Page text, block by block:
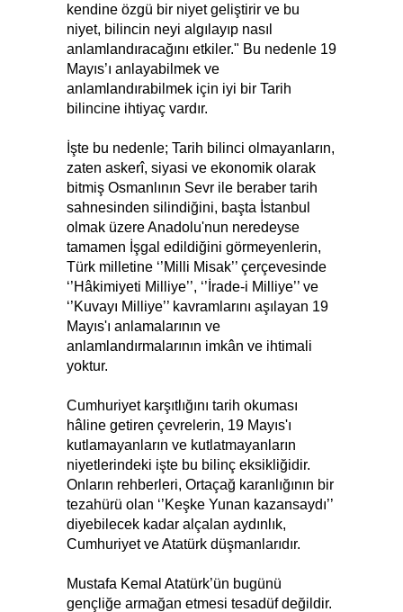
kendine özgü bir niyet geliştirir ve bu
niyet, bilincin neyi algılayıp nasıl
anlamlandıracağını etkiler." Bu nedenle 19
Mayıs’ı anlayabilmek ve
anlamlandırabilmek için iyi bir Tarih
bilincine ihtiyaç vardır.
İşte bu nedenle; Tarih bilinci olmayanların,
zaten askerî, siyasi ve ekonomik olarak
bitmiş Osmanlının Sevr ile beraber tarih
sahnesinden silindiğini, başta İstanbul
olmak üzere Anadolu'nun neredeyse
tamamen İşgal edildiğini görmeyenlerin,
Türk milletine ‘’Milli Misak’’ çerçevesinde
‘’Hâkimiyeti Milliye’’, ‘’İrade-i Milliye’’ ve
‘’Kuvayı Milliye’’ kavramlarını aşılayan 19
Mayıs'ı anlamalarının ve
anlamlandırmalarının imkân ve ihtimali
yoktur.
Cumhuriyet karşıtlığını tarih okuması
hâline getiren çevrelerin, 19 Mayıs'ı
kutlamayanların ve kutlatmayanların
niyetlerindeki işte bu bilinç eksikliğidir.
Onların rehberleri, Ortaçağ karanlığının bir
tezahürü olan ‘’Keşke Yunan kazansaydı’’
diyebilecek kadar alçalan aydınlık,
Cumhuriyet ve Atatürk düşmanlarıdır.
Mustafa Kemal Atatürk’ün bugünü
gençliğe armağan etmesi tesadüf değildir.